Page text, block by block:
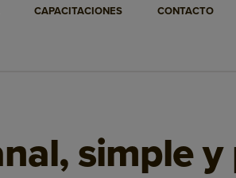
CAPACITACIONES CONTACTO
simple